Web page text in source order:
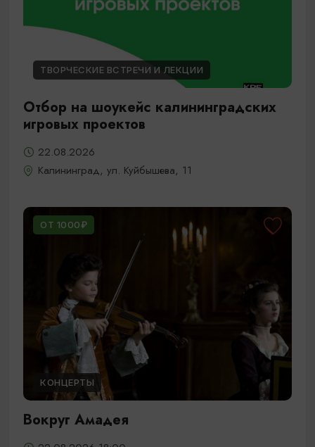
ТВОРЧЕСКИЕ ВСТРЕЧИ И ЛЕКЦИИ
Отбор на шоукейс калининградских
игровых проектов
22.08.2026
Калининград, ул. Куйбышева, 11
ОТ 1000₽
КОНЦЕРТЫ
Вокруг Амадея